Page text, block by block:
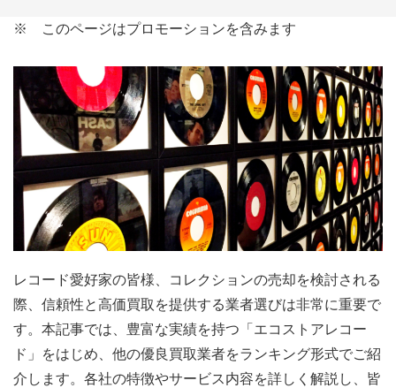
※ このページはプロモーションを含みます
レコード愛好家の皆様、コレクションの売却を検討される
際、信頼性と高価買取を提供する業者選びは非常に重要で
す。本記事では、豊富な実績を持つ「エコストアレコー
ド」をはじめ、他の優良買取業者をランキング形式でご紹
介します。各社の特徴やサービス内容を詳しく解説し、皆